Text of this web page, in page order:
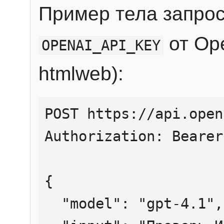
Пример тела
OPENAI_API_KEY от
htmlweb):
POST https://
Authorization:
{